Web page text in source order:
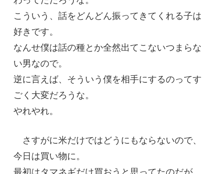
こういう、話をどんどん振ってきてくれる子は
好きです。
なんせ僕は話の種とか全然出てこないつまらな
い男なので。
逆に言えば、そういう僕を相手にするのってす
ごく大変だろうな。
やれやれ。
さすがに米だけではどうにもならないので、
今日は買い物に。
最初はタマネギだけ買おうと思ってたのだが、